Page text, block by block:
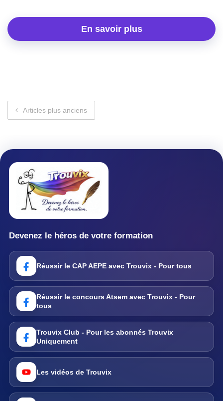
En savoir plus
Navigation des articles
Articles plus anciens
Devenez le héros de votre formation
Réussir le CAP AEPE avec Trouvix - Pour tous
Réussir le concours Atsem avec Trouvix - Pour
tous
Trouvix Club - Pour les abonnés Trouvix
Uniquement
Les vidéos de Trouvix